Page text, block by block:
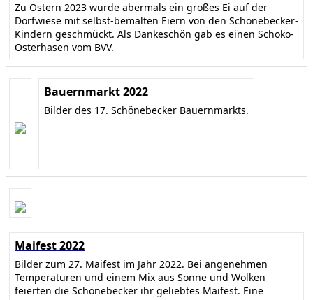
Zu Ostern 2023 wurde abermals ein großes Ei auf der
Dorfwiese mit selbst-bemalten Eiern von den Schönebecker-
Kindern geschmückt. Als Dankeschön gab es einen Schoko-
Osterhasen vom BVV.
Bauernmarkt 2022
Bilder des 17. Schönebecker Bauernmarkts.
Maifest 2022
Bilder zum 27. Maifest im Jahr 2022. Bei angenehmen
Temperaturen und einem Mix aus Sonne und Wolken
feierten die Schönebecker ihr geliebtes Maifest. Eine